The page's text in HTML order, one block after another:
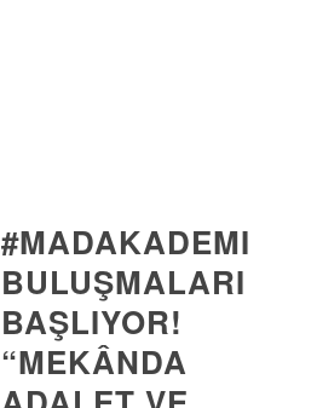
#MADAKADEMI
BULUŞMALARI
BAŞLIYOR!
“MEKÂNDA